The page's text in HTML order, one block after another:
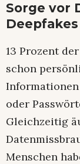
Sorge vor
13 Prozent
schon
Informationen
oder
Gleichzeitig
Menschen